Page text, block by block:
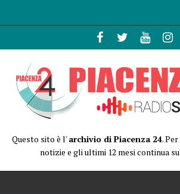
Questo sito è l'archivio di Piacenza 24.
notizie e gli ultimi 12 mesi continua su